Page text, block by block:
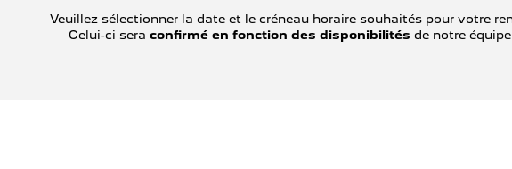
FAIBLE KILOMÉTRAGE
DÉCOUVREZ
NOS OFFRES DU MOMENT
NOUS
Veuillez sélectionner la date et le créneau horaire souhaités pour votre
Celui-ci sera confirmé en fonction des disponibilités de notre